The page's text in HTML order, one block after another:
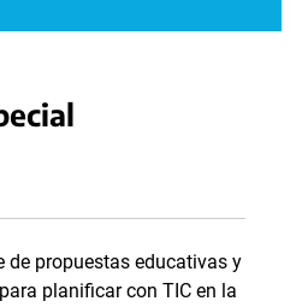
de propuestas educativas y
planificar con TIC en la